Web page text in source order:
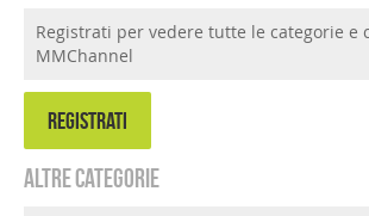
Registrati per vedere tutte le categorie e
MMChannel
REGISTRATI
Altre categorie